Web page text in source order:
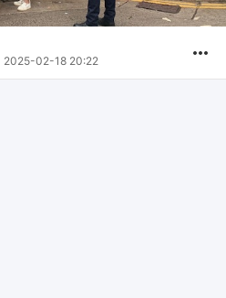
2025-02-18 20:22